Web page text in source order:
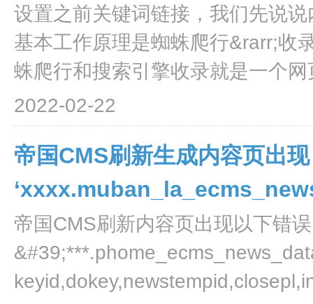
设置之前关键词链接，我们先说
基本工作原理是蜘蛛爬行&rarr;收
蛛爬行和搜索引擎收录就是一个网
2022-02-22
帝国CMS刷新生成内容页出
帝国CMS刷新内容页出现以下错